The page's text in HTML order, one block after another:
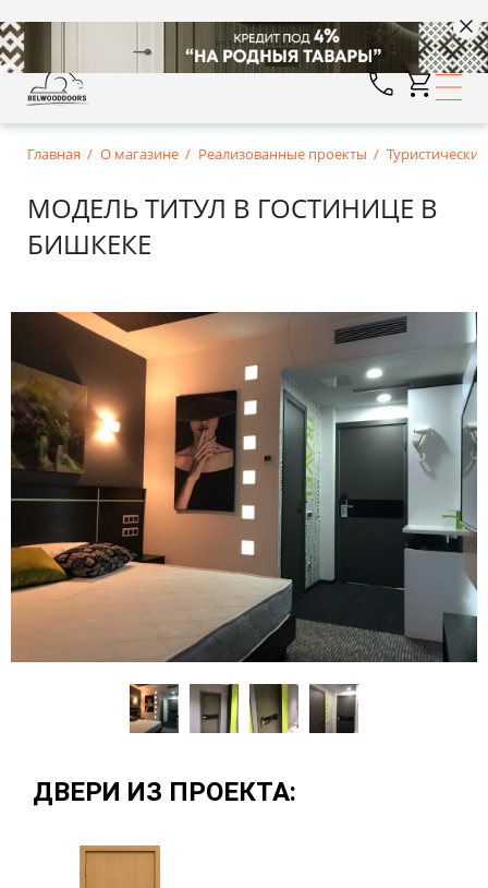
Главная О магазине Реализованные проекты
МОДЕЛЬ ТИТУЛ В ГОСТИНИЦЕ В
БИШКЕКЕ
ДВЕРИ ИЗ ПРОЕКТА: